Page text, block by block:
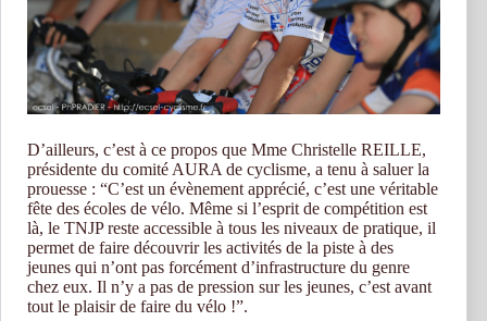
D’ailleurs, c’est à ce propos que Mme Christelle REILLE,
présidente du comité AURA de cyclisme, a tenu à saluer la
prouesse : “C’est un évènement apprécié, c’est une véritable
fête des écoles de vélo. Même si l’esprit de compétition est
là, le TNJP reste accessible à tous les niveaux de pratique, il
permet de faire découvrir les activités de la piste à des
jeunes qui n’ont pas forcément d’infrastructure du genre
chez eux. Il n’y a pas de pression sur les jeunes, c’est avant
tout le plaisir de faire du vélo !”.